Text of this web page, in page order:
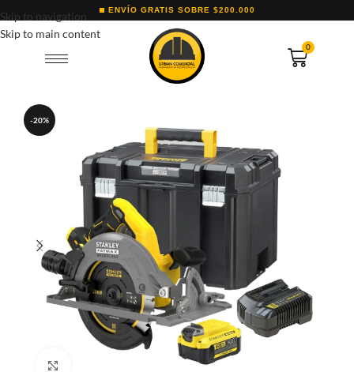
Skip to navigation
Skip to main content
ENVÍO GRATIS SOBRE $200.000
0
-20%